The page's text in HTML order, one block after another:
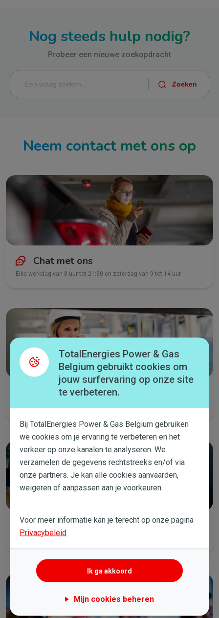
Nog steeds hulp nodig?
Probeer een nieuwe zoekopdracht
Neem contact met ons op
Chat met ons
Elke werkdag van 8 uur tot 21:30 en zaterdag van 9 tot 14 uur.
Bel met ons
Elke werkdag van 8 tot 19 uur en zaterdag van 9 tot 14 uur.
E-mail ons
TotalEnergies Power & Gas
Belgium gebruikt cookies om
jouw surfervaring op onze site
te verbeteren.
Bij TotalEnergies Power & Gas Belgium gebruiken
we cookies om je ervaring te verbeteren en het
verkeer op onze kanalen te analyseren. We
verzamelen de gegevens rechtstreeks en/of via
onze partners. Je kan alle cookies aanvaarden,
weigeren of aanpassen aan je voorkeuren.
Voor meer informatie kan je terecht op onze pagina
Privacybeleid.
Ik ga akkoord
Mijn cookies beheren